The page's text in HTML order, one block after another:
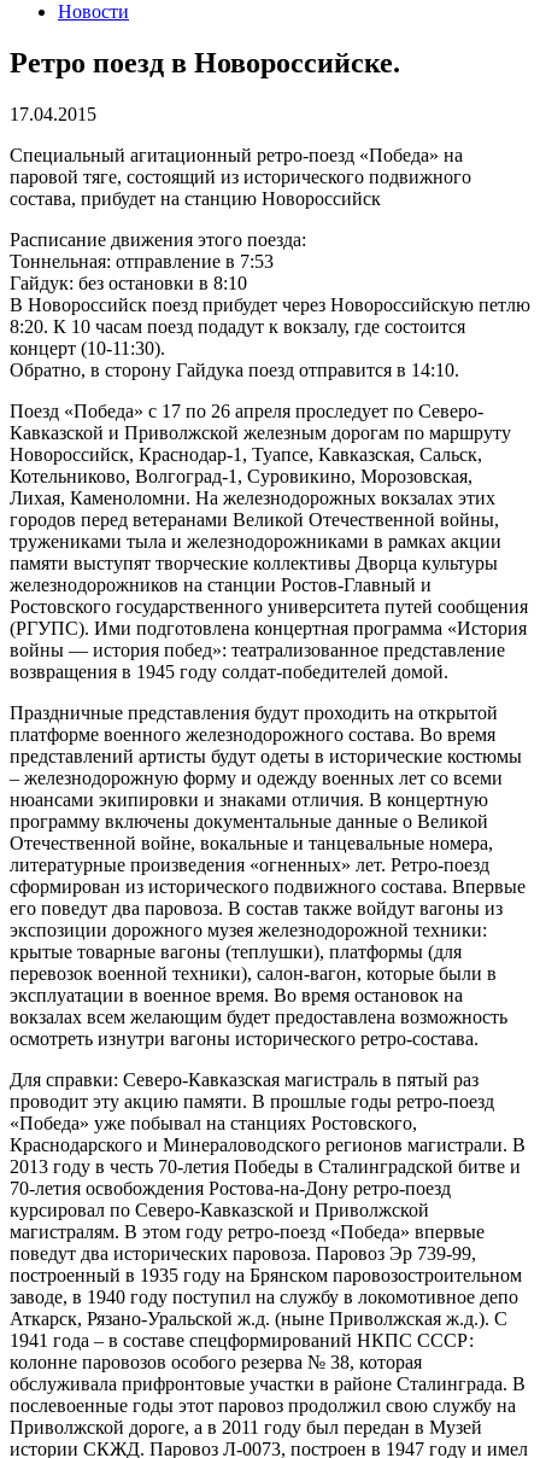
Новости
Ретро поезд в Новороссийске.
17.04.2015
Специальный агитационный ретро-поезд «Победа» на
паровой тяге, состоящий из исторического подвижного
состава, прибудет на станцию Новороссийск
Расписание движения этого поезда:
Тоннельная: отправление в 7:53
Гайдук: без остановки в 8:10
В Новороссийск поезд прибудет через Новороссийскую петлю
8:20. К 10 часам поезд подадут к вокзалу, где состоится
концерт (10-11:30).
Обратно, в сторону Гайдука поезд отправится в 14:10.
Поезд «Победа» с 17 по 26 апреля проследует по Северо-
Кавказской и Приволжской железным дорогам по маршруту
Новороссийск, Краснодар-1, Туапсе, Кавказская, Сальск,
Котельниково, Волгоград-1, Суровикино, Морозовская,
Лихая, Каменоломни. На железнодорожных вокзалах этих
городов перед ветеранами Великой Отечественной войны,
тружениками тыла и железнодорожниками в рамках акции
памяти выступят творческие коллективы Дворца культуры
железнодорожников на станции Ростов-Главный и
Ростовского государственного университета путей сообщения
(РГУПС). Ими подготовлена концертная программа «История
войны — история побед»: театрализованное представление
возвращения в 1945 году солдат-победителей домой.
Праздничные представления будут проходить на открытой
платформе военного железнодорожного состава. Во время
представлений артисты будут одеты в исторические костюмы
– железнодорожную форму и одежду военных лет со всеми
нюансами экипировки и знаками отличия. В концертную
программу включены документальные данные о Великой
Отечественной войне, вокальные и танцевальные номера,
литературные произведения «огненных» лет. Ретро-поезд
сформирован из исторического подвижного состава. Впервые
его поведут два паровоза. В состав также войдут вагоны из
экспозиции дорожного музея железнодорожной техники:
крытые товарные вагоны (теплушки), платформы (для
перевозок военной техники), салон-вагон, которые были в
эксплуатации в военное время. Во время остановок на
вокзалах всем желающим будет предоставлена возможность
осмотреть изнутри вагоны исторического ретро-состава.
Для справки: Северо-Кавказская магистраль в пятый раз
проводит эту акцию памяти. В прошлые годы ретро-поезд
«Победа» уже побывал на станциях Ростовского,
Краснодарского и Минераловодского регионов магистрали. В
2013 году в честь 70-летия Победы в Сталинградской битве и
70-летия освобождения Ростова-на-Дону ретро-поезд
курсировал по Северо-Кавказской и Приволжской
магистралям. В этом году ретро-поезд «Победа» впервые
поведут два исторических паровоза. Паровоз Эр 739-99,
построенный в 1935 году на Брянском паровозостроительном
заводе, в 1940 году поступил на службу в локомотивное депо
Аткарск, Рязано-Уральской ж.д. (ныне Приволжская ж.д.). С
1941 года – в составе спецформирований НКПС СССР:
колонне паровозов особого резерва № 38, которая
обслуживала прифронтовые участки в районе Сталинграда. В
послевоенные годы этот паровоз продолжил свою службу на
Приволжской дороге, а в 2011 году был передан в Музей
истории СКЖД. Паровоз Л-0073, построен в 1947 году и имел